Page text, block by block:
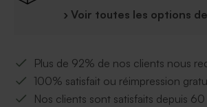
› Voir toutes les options
Plus de 92% de nos clients nous
100% satisfait ou réimpression
Nos clients sont satisfaits depuis 60